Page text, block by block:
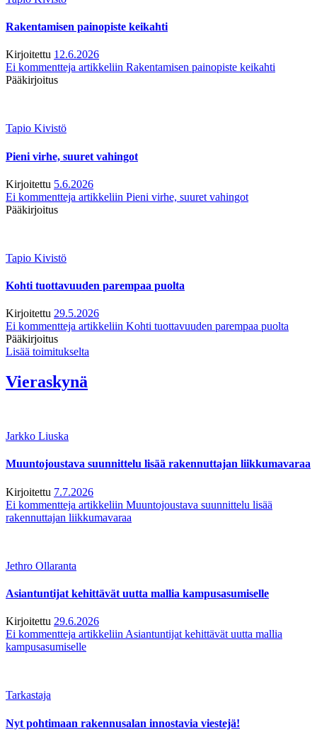
Rakentamisen painopiste keikahti
Kirjoitettu 12.6.2026
Ei kommentteja artikkeliin Rakentamisen painopiste keikahti
Pääkirjoitus
Tapio Kivistö
Pieni virhe, suuret vahingot
Kirjoitettu 5.6.2026
Ei kommentteja artikkeliin Pieni virhe, suuret vahingot
Pääkirjoitus
Tapio Kivistö
Kohti tuottavuuden parempaa puolta
Kirjoitettu 29.5.2026
Ei kommentteja artikkeliin Kohti tuottavuuden parempaa puolta
Pääkirjoitus
Lisää toimitukselta
Vieraskynä
Jarkko Liuska
Muuntojoustava suunnittelu lisää rakennuttajan liikkumavaraa
Kirjoitettu 7.7.2026
Ei kommentteja artikkeliin Muuntojoustava suunnittelu lisää
rakennuttajan liikkumavaraa
Jethro Ollaranta
Asiantuntijat kehittävät uutta mallia kampusasumiselle
Kirjoitettu 29.6.2026
Ei kommentteja artikkeliin Asiantuntijat kehittävät uutta mallia
kampusasumiselle
Tarkastaja
Nyt pohtimaan rakennusalan innostavia viestejä!